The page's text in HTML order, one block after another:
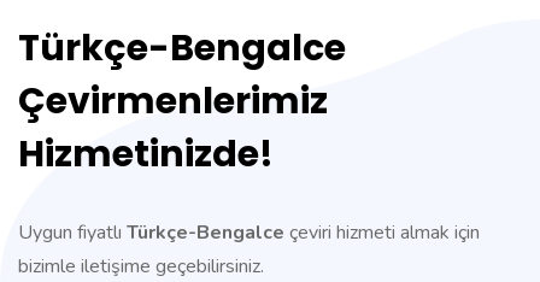
Türkçe-Bengalce
Çevirmenlerimiz
Hizmetinizde!
Uygun fiyatlı Türkçe-Bengalce çeviri hizmeti almak için
bizimle iletişime geçebilirsiniz.